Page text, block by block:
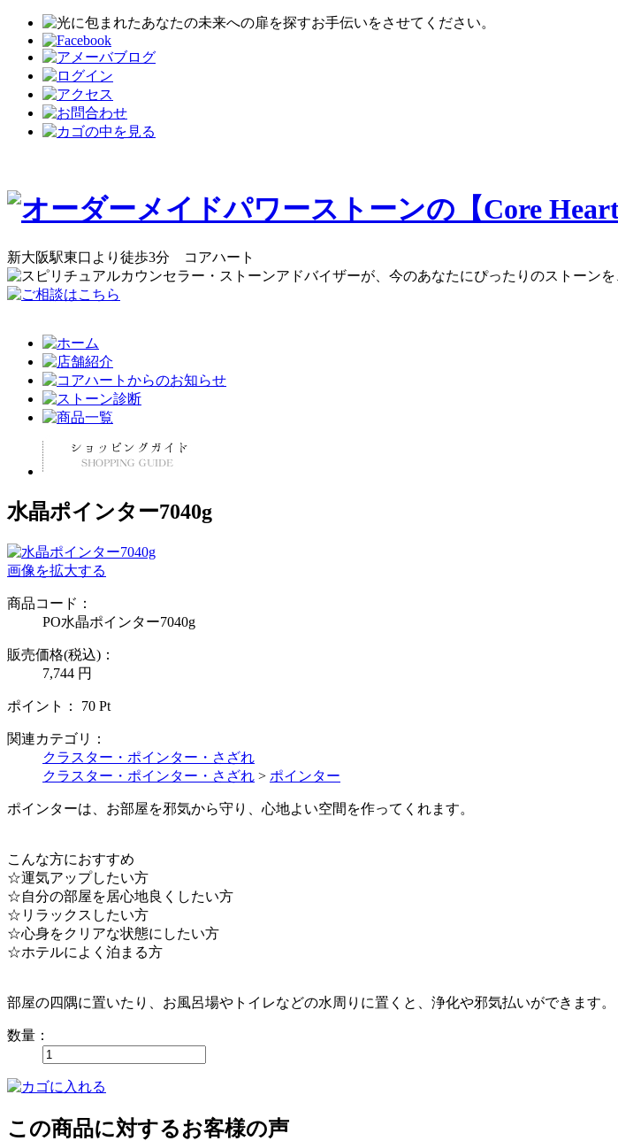
新大阪駅東口より徒歩3分 コアハート
水晶ポインター7040g
画像を拡大する
商品コード：
PO水晶ポインター7040g
販売価格(税込)：
7,744 円
ポイント： 70 Pt
関連カテゴリ：
クラスター・ポインター・さざれ
クラスター・ポインター・さざれ > ポインター
ポインターは、お部屋を邪気から守り、心地よい空間を作ってくれます。
こんな方におすすめ
☆運気アップしたい方
☆自分の部屋を居心地良くしたい方
☆リラックスしたい方
☆心身をクリアな状態にしたい方
☆ホテルによく泊まる方
部屋の四隅に置いたり、お風呂場やトイレなどの水周りに置くと、浄化や邪気払いができます。
数量：
この商品に対するお客様の声